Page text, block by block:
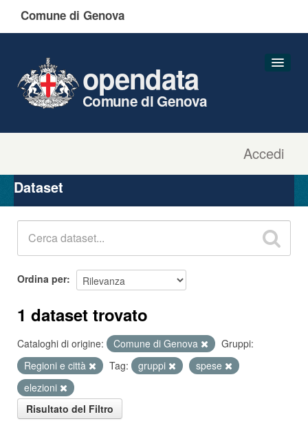
Comune di Genova
Accedi
opendata
Comune di Genova
Organizzazioni
Gruppi
Dataset
Ordina per
1 dataset trovato
Cataloghi di origine: Comune di Genova
Gruppi:
Regioni e città
Tag: gruppi
spese
elezioni
Risultato del Filtro